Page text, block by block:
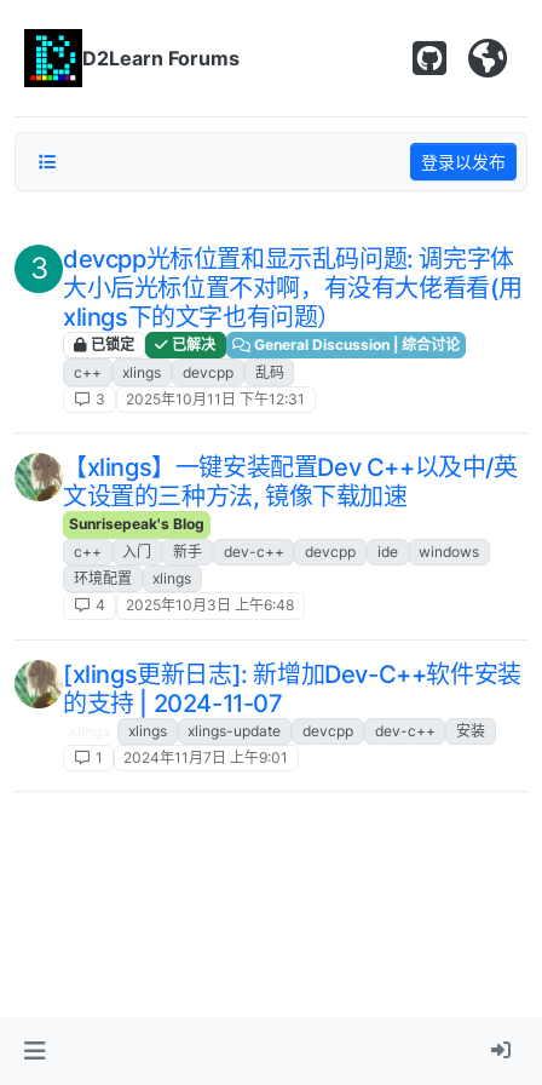
D2Learn Forums
登录以发布
3 devcpp光标位置和显示乱码问题: 调完字体
大小后光标位置不对啊，有没有大佬看看(用
xlings下的文字也有问题）
已锁定 已解决
General Discussion | 综合讨论
c++
xlings devcpp
乱码
3
2025年10月11日 下午12:31
【xlings】一键安装配置Dev C++以及中/英
文设置的三种方法, 镜像下载加速
Sunrisepeak's Blog
c++
入门 新手 dev-c++ devcpp ide
windows
环境配置
xlings
4
2025年10月3日 上午6:48
[xlings更新日志]: 新增加Dev-C++软件安装
的支持 | 2024-11-07
xlings xlings-update devcpp dev-c++
安装
1
2024年11月7日 上午9:01